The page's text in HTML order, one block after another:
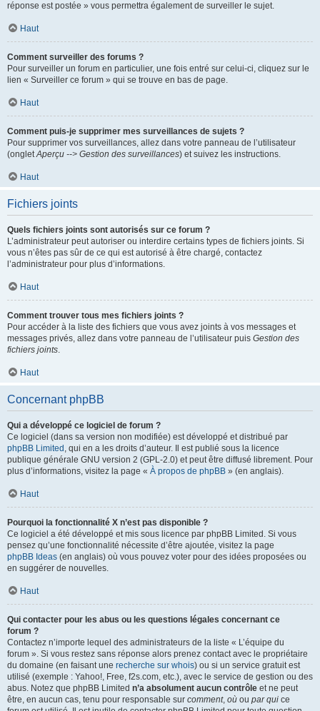
réponse est postée » vous permettra également de surveiller le sujet.
Haut
Comment surveiller des forums ?
Pour surveiller un forum en particulier, une fois entré sur celui-ci, cliquez sur le
lien « Surveiller ce forum » qui se trouve en bas de page.
Haut
Comment puis-je supprimer mes surveillances de sujets ?
Pour supprimer vos surveillances, allez dans votre panneau de l’utilisateur
(ongletAperçu --> Gestion des surveillances) et suivez les instructions.
Haut
Fichiers joints
Quels fichiers joints sont autorisés sur ce forum ?
L’administrateur peut autoriser ou interdire certains types de fichiers joints. Si
vous n’êtes pas sûr de ce qui est autorisé à être chargé, contactez
l’administrateur pour plus d’informations.
Haut
Comment trouver tous mes fichiers joints ?
Pour accéder à la liste des fichiers que vous avez joints à vos messages et
messages privés, allez dans votre panneau de l’utilisateur puis Gestion des
fichiers joints.
Haut
Concernant phpBB
Qui a développé ce logiciel de forum ?
Ce logiciel (dans sa version non modifiée) est développé et distribué par
phpBB Limited , qui en a les droits d’auteur. Il est publié sous la licence
publique générale GNU version 2 (GPL-2.0) et peut être diffusé librement. Pour
plus d’informations, visitez la page « À propos de phpBB » (en anglais).
Haut
Pourquoi la fonctionnalité X n’est pas disponible ?
Ce logiciel a été développé et mis sous licence par phpBB Limited. Si vous
pensez qu’une fonctionnalité nécessite d’être ajoutée, visitez la page
phpBB Ideas (en anglais) où vous pouvez voter pour des idées proposées ou
en suggérer de nouvelles.
Haut
Qui contacter pour les abus ou les questions légales concernant ce
forum ?
Contactez n’importe lequel des administrateurs de la liste « L’équipe du
forum ». Si vous restez sans réponse alors prenez contact avec le propriétaire
du domaine (en faisant une recherche sur whois) ou si un service gratuit est
utilisé (exemple : Yahoo!, Free, f2s.com, etc.), avec le service de gestion ou des
abus. Notez que phpBB Limited n’a absolument aucun contrôle et ne peut
être, en aucun cas, tenu pour responsable sur comment, où ou par qui ce